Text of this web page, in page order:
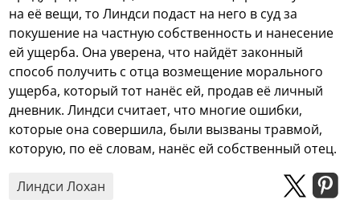
на её вещи, то Линдси подаст на него в суд за
покушение на частную собственность и нанесение
ей ущерба. Она уверена, что найдёт законный
способ получить с отца возмещение морального
ущерба, который тот нанёс ей, продав её личный
дневник. Линдси считает, что многие ошибки,
которые она совершила, были вызваны травмой,
которую, по её словам, нанёс ей собственный отец.
Линдси Лохан